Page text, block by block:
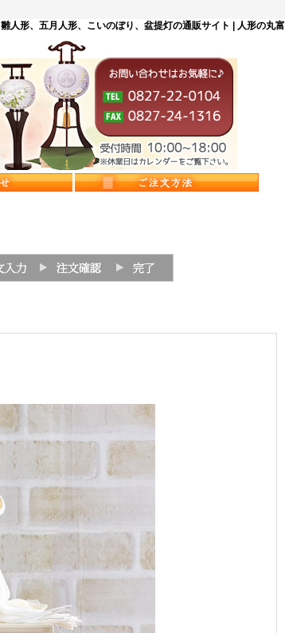
雛人形、五月人形、こいのぼり、盆提灯の通販サイト | 人形の丸富